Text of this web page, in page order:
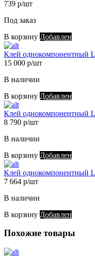
739 р/шт
Под заказ
В корзину Добавлен
Клей однокомпонентный
15 000 р/шт
В наличии
В корзину Добавлен
Клей однокомпонентный
8 790 р/шт
В наличии
В корзину Добавлен
Клей однокомпонентный
7 664 р/шт
В наличии
В корзину Добавлен
Похожие товары